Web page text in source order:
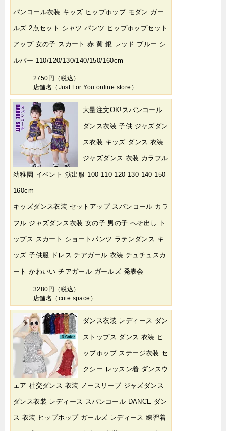
パンコール衣装 キッズ ヒップホップ モダン ガー
ルズ 2点セット シャツ パンツ ヒップホップセット
アップ 女の子 スカート 赤 黄 銀 レッド ブルー シ
ルバー 110/120/130/140/150/160cm
2750円（税込）
店舗名（Just For You online store）
大量注文OK!スパンコール
ダンス衣装 子供 ジャズダン
ス衣装 キッズ ダンス 衣装
ジャズダンス 衣装 カラフル
幼稚園 イベント 演出服 100 110 120 130 140 150
160cm
キッズダンス衣装 セットアップ スパンコール カラ
フル ジャズダンス衣装 女の子 男の子 へそ出し ト
ップス スカート ショートパンツ ラテンダンス キ
ッズ 子供服 ドレス チアガール 衣装 チュチュスカ
ート かわいい チアガール ガールズ 発表会
3280円（税込）
店舗名（cute space）
ダンス衣装 レディース ダン
ストップス ダンス 衣装 ヒ
ップホップ ステージ衣装 セ
クシー レッスン着 ダンスウ
ェア 社交ダンス 衣装 ノースリーブ ジャズダンス
ダンス衣装 レディース スパンコール DANCE ダン
ス 衣装 ヒップホップ ガールズ レディース 練習着